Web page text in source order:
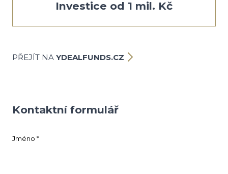
Investice od 1 mil. Kč
PŘEJÍT NA YDEALFUNDS.CZ
Kontaktní formulář
Jméno *